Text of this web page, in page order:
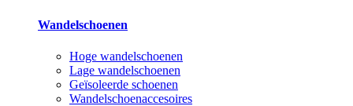
Wandelschoenen
Hoge wandelschoenen
Lage wandelschoenen
Geïsoleerde schoenen
Wandelschoenaccesoires